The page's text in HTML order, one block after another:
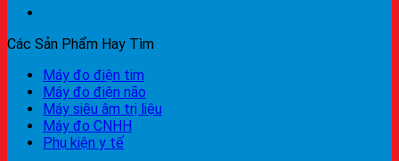
Các Sản Phẩm Hay Tìm
Máy đo điện tim
Máy đo điện não
Máy siêu âm trị liệu
Máy đo CNHH
Phụ kiện y tế